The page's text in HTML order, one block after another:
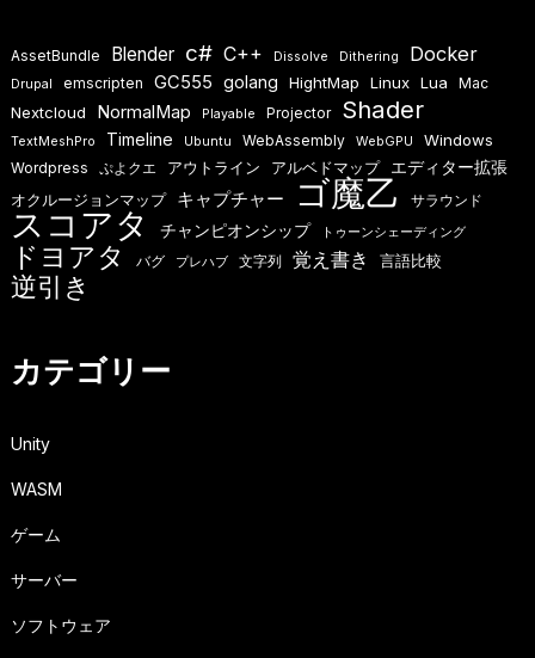
AssetBundle Blender c# C++ Dissolve Dithering Docker
Drupal emscripten GC555 golang HightMap Linux Lua Mac
Nextcloud NormalMap Playable Projector Shader
TextMeshPro Timeline Ubuntu WebAssembly WebGPU Windows
Wordpress ぷよクエ アウトライン アルベドマップ エディター拡張
オクルージョンマップ キャプチャー ゴ魔乙 サラウンド
スコアタ チャンピオンシップ トゥーンシェーディング
ドヨアタ バグ プレハブ 文字列 覚え書き 言語比較
逆引き
カテゴリー
Unity
WASM
ゲーム
サーバー
ソフトウェア